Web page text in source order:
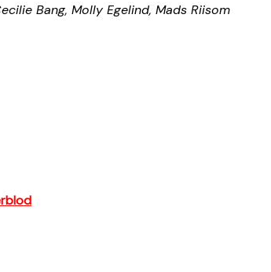
Bang, Molly Egelind, Mads Riisom